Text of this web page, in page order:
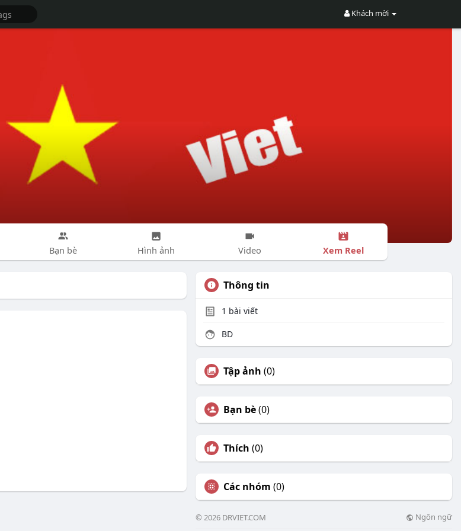
Khách mời
Bạn bè Hình ảnh Video Xem Reel
Thông tin
1 bài viết
BD
Tập ảnh (0)
Bạn bè(0)
Thích (0)
Các nhóm (0)
© 2026 DRVIET.COM Ngôn ngữ